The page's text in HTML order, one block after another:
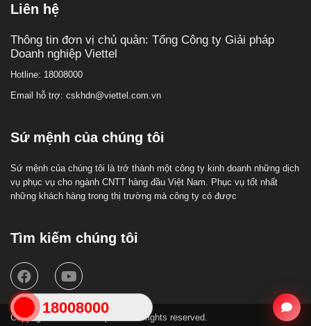
Liên hệ
Thông tin đơn vị chủ quản: Tổng Công ty Giải pháp
Doanh nghiệp Viettel
Hotline: 18008000
Email hỗ trợ: cskhdn@viettel.com.vn
Sứ mệnh của chúng tôi
Sứ mệnh của chúng tôi là trở thành một công ty kinh doanh những dịch
vụ phục vụ cho ngành CNTT hàng đầu Việt Nam. Phục vụ tốt nhất
những khách hàng trong thị trường mà công ty có được
Tìm kiếm chúng tôi
Copyright 2019. Health portal. All rights reserved.
18008000